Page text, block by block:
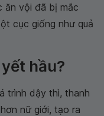
ăn vội đã bị mắc
cục giống như quả
hầu?
trình dậy thì, thanh
nữ giới, tạo ra